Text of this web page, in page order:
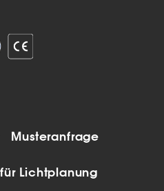
Musteranfrage
Lichtplanung